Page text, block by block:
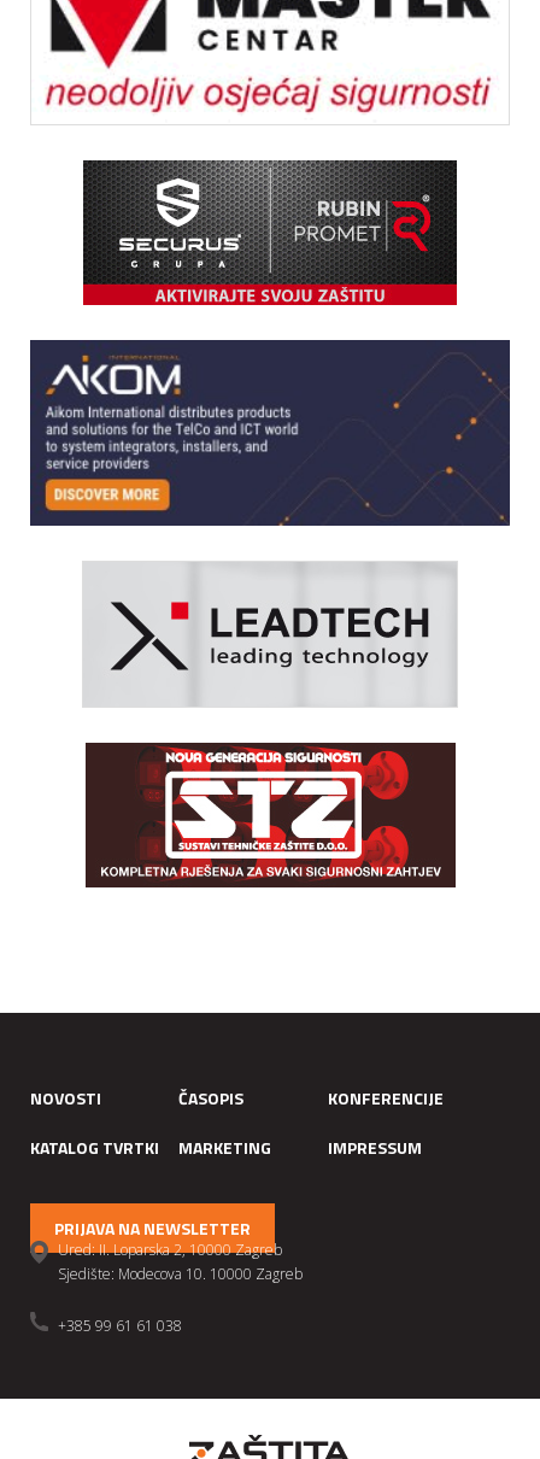
NOVOSTI ČASOPIS
KONFERENCIJE
KATALOG TVRTKI
MARKETING IMPRESSUM
PRIJAVA NA NEWSLETTER
Ured: II. Loparska 2, 10000 Zagreb
Sjedište: Modecova 10. 10000 Zagreb
+385 99 61 61 038